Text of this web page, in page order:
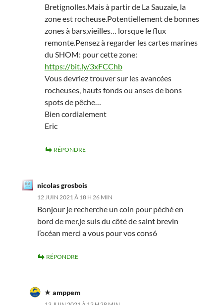
Bretignolles.Mais à partir de La Sauzaie, la
zone est rocheuse.Potentiellement de bonnes
zones à bars,vieilles… lorsque le flux
remonte.Pensez à regarder les cartes marines
du SHOM: pour cette zone:
https://bit.ly/3xFCChb
Vous devriez trouver sur les avancées
rocheuses, hauts fonds ou anses de bons
spots de pêche…
Bien cordialement
Eric
RÉPONDRE
nicolas grosbois
12 JUIN 2021 À 18 H 26 MIN
Bonjour je recherche un coin pour péché en
bord de mer,je suis du côté de saint brevin
l’océan merci a vous pour vos cons6
RÉPONDRE
amppem